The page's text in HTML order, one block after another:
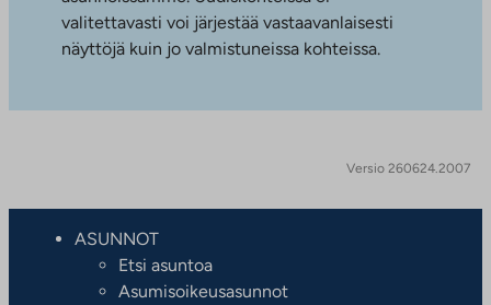
valitettavasti voi järjestää vastaavanlaisesti
näyttöjä kuin jo valmistuneissa kohteissa.
Versio 260624.2007
ASUNNOT
Etsi asuntoa
Asumisoikeusasunnot